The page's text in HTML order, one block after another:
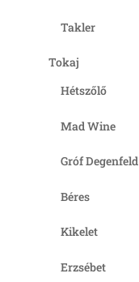
Takler
Tokaj
Hétszőlő
Mad Wine
Gróf Degenfeld
Béres
Kikelet
Erzsébet